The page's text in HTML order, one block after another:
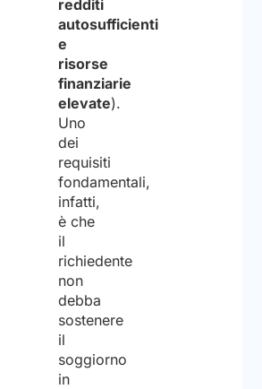
redditi
autosufficienti
e
risorse
finanziarie
elevate).
Uno
dei
requisiti
fondamentali,
infatti,
è che
il
richiedente
non
debba
sostenere
il
soggiorno
in